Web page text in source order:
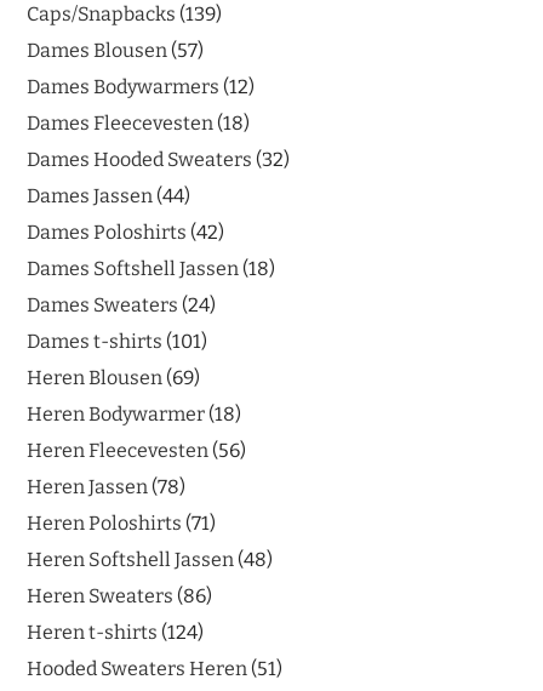
Caps/Snapbacks 139
Dames Blousen 57
Dames Bodywarmers 12
Dames Fleecevesten 18
Dames Hooded Sweaters 32
Dames Jassen 44
Dames Poloshirts 42
Dames Softshell Jassen 18
Dames Sweaters 24
Dames t-shirts 101
Heren Blousen 69
Heren Bodywarmer 18
Heren Fleecevesten 56
Heren Jassen 78
Heren Poloshirts 71
Heren Softshell Jassen 48
Heren Sweaters 86
Heren t-shirts 124
Hooded Sweaters Heren 51